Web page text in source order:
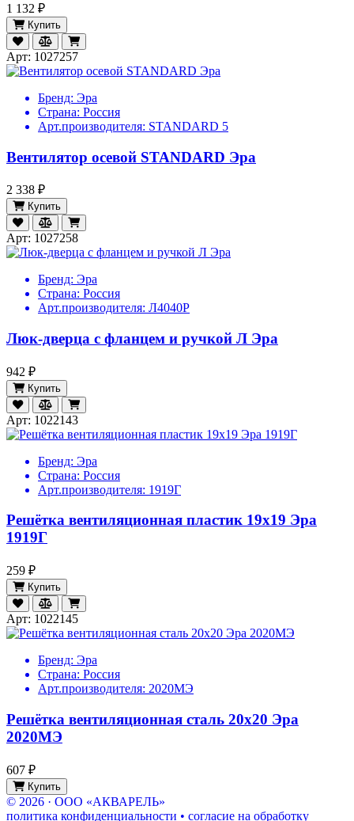
1 132 ₽
Купить
Арт: 1027257
Бренд: Эра
Страна: Россия
Арт.производителя: STANDARD 5
Вентилятор осевой STANDARD Эра
2 338 ₽
Купить
Арт: 1027258
Бренд: Эра
Страна: Россия
Арт.производителя: Л4040Р
Люк-дверца с фланцем и ручкой Л Эра
942 ₽
Купить
Арт: 1022143
Бренд: Эра
Страна: Россия
Арт.производителя: 1919Г
Решётка вентиляционная пластик 19х19 Эра
1919Г
259 ₽
Купить
Арт: 1022145
Бренд: Эра
Страна: Россия
Арт.производителя: 2020МЭ
Решётка вентиляционная сталь 20х20 Эра
2020МЭ
607 ₽
Купить
© 2026 · ООО «АКВАРЕЛЬ»
политика конфиденциальности • согласие на обработку